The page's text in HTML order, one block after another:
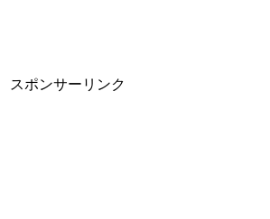
スポンサーリンク